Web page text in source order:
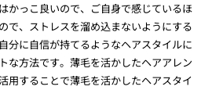
かっこ良いので、ご自身で感じているほ
で、ストレスを溜め込まないようにする
分に自信が持てるようなヘアスタイルに
な方法です。薄毛を活かしたヘアアレン
用することで薄毛を活かしたヘアスタイ